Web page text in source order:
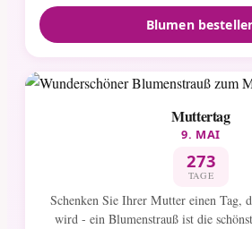
Blumen
Muttertag
9. MAI
273
TAGE
Schenken Sie Ihrer Mutter einen Tag,
wird - ein Blumenstrauß ist die